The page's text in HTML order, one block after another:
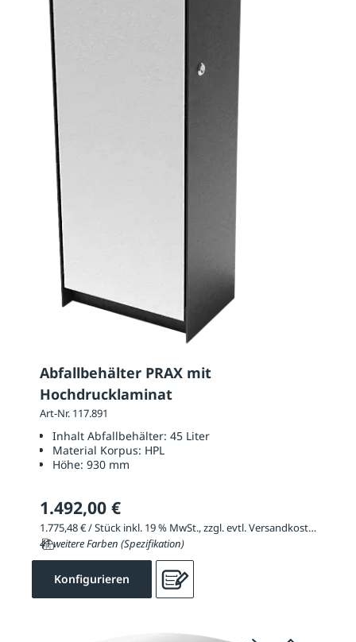
Abfallbehälter PRAX mit
Hochdrucklaminat
Art-Nr. 117.891
Inhalt Abfallbehälter: 45 Liter
Material Korpus: HPL
Höhe: 930 mm
1.492,00 €
1.775,48 € / Stück inkl. 19 % MwSt., zzgl. evtl. Versandkosten
41 weitere Farben (Spezifikation)
Konfigurieren